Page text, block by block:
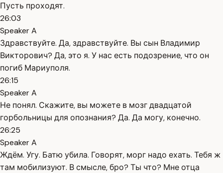
Пусть проходят.
26:03
Speaker A
Здравствуйте. Да, здравствуйте. Вы сын Владимир
Викторович? Да, это я. У нас есть подозрение, что он
погиб Мариуполя.
26:15
Speaker A
Не понял. Скажите, вы можете в мозг двадцатой
горбольницы для опознания? Да. Да могу, конечно.
26:25
Speaker A
Ждём. Угу. Батю убила. Говорят, морг надо ехать. Тебя ж
там мобилизуют. В смысле, бро? Ты что? Мне отца